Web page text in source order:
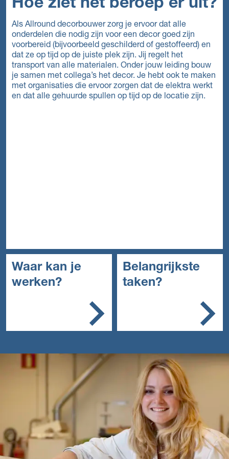
Hoe ziet het beroep er uit?
Als Allround decorbouwer zorg je ervoor dat alle
onderdelen die nodig zijn voor een decor goed zijn
voorbereid (bijvoorbeeld geschilderd of gestoffeerd) en
dat ze op tijd op de juiste plek zijn. Jij regelt het
transport van alle materialen. Onder jouw leiding bouw
je samen met collega’s het decor. Je hebt ook te maken
met organisaties die ervoor zorgen dat de elektra werkt
en dat alle gehuurde spullen op tijd op de locatie zijn.
Waar kan je
werken?
Een decorbouwbedrijf.
Belangrijkste
taken?
Je bereidt het project
voor en geeft leiding
aan collega’s
juiste materialen
Je bouwt onderdelen
en werkt ze af
Je transporteert de
onderdelen naar de
locatie
Je bouwt het decor op
en werkt het netjes af
Je bewaakt de
kwaliteit en de